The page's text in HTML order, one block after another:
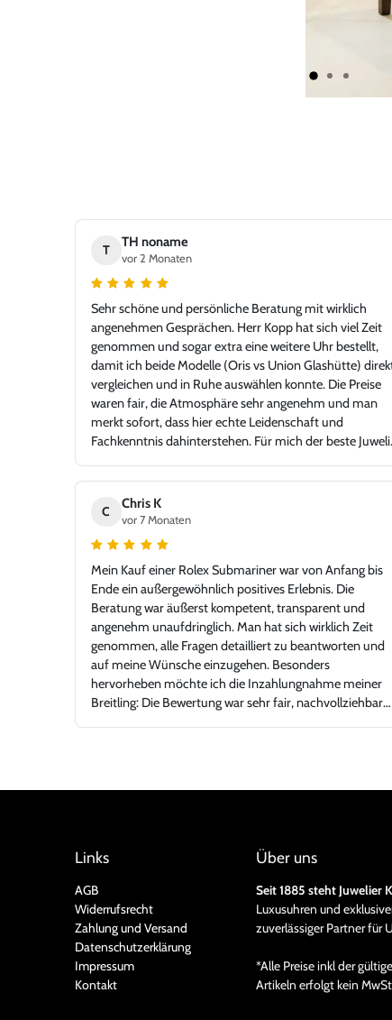
T
TH noname
vor 2 Monaten
Sehr schöne und persönliche Beratung mit wirklich
angenehmen Gesprächen. Herr Kopp hat sich viel Zeit
genommen und sogar extra eine weitere Uhr bestellt,
damit ich beide Modelle (Oris vs Union Glashütte)
vergleichen und in Ruhe auswählen konnte. Die Preise
waren fair, die Atmosphäre sehr angenehm und man
merkt sofort, dass hier echte Leidenschaft und
Fachkenntnis dahinterstehen. Für mich der beste
in jeder Großstadt bestehen könnte. Ich bin sehr froh,
Juwelier Kopp gefunden zu haben, und werde definitiv
wiederkommen. Klare Empfehlung!
C
Chris K
vor 7 Monaten
Mein Kauf einer Rolex Submariner war von Anfang bis
Ende ein außergewöhnlich positives Erlebnis. Die
Beratung war äußerst kompetent, transparent und
angenehm unaufdringlich. Man hat sich wirklich Zeit
genommen, alle Fragen detailliert zu beantworten und
auf meine Wünsche einzugehen. Besonders
hervorheben möchte ich die Inzahlungnahme meiner
Breitling: Die Bewertung war sehr fair, nachvollziehbar
habe mich jederzeit gut aufgehoben gefühlt und würde
dem man vertrauen kann und bei dem Leidenschaft für
Uhren und Fairness gegenüber dem Kunden klar im
Vordergrund stehen. Vielen Dank für dieses großartige
Kauferlebnis, und danke an Herr Kopp!
Links
AGB
Widerrufsrecht
Zahlung und Versand
Datenschutzerklärung
Impressum
Kontakt
Über uns
Seit 1885 steht Juwelier
Luxusuhren und
zuverlässiger Partner für
*Alle Preise inkl der
Artikeln erfolgt kein